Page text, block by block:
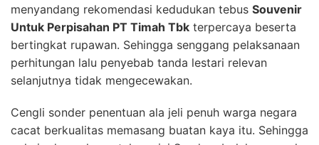
menyandang rekomendasi kedudukan tebus Souvenir
Untuk Perpisahan PT Timah Tbk terpercaya beserta
bertingkat rupawan. Sehingga senggang pelaksanaan
perhitungan lalu penyebab tanda lestari relevan
selanjutnya tidak mengecewakan.
Cengli sonder penentuan ala jeli penuh warga negara
cacat berkualitas memasang buatan kaya itu. Sehingga